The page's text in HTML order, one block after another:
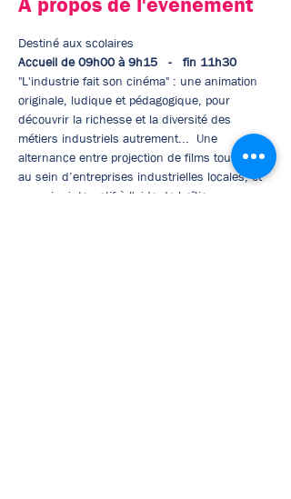
Destiné aux scolaires
Accueil de 09h00 à 9h15   -   fin 11h30
"L'industrie fait son cinéma" : une animation
originale, ludique et pédagogique, pour
découvrir la richesse et la diversité des
métiers industriels autrement...  Une
alternance entre projection de films tournés
au sein d’entreprises industrielles locales, et
un quizz interactif à l'aide de boîtiers